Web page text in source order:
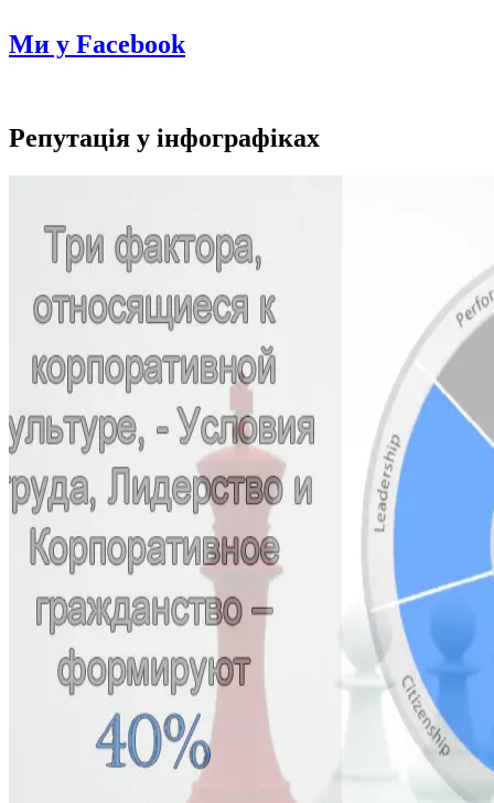
Ми у Facebook
Репутація у інфографіках